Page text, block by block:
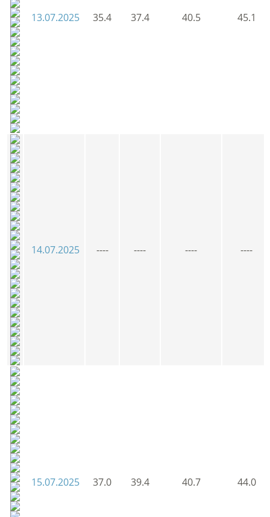
13.07.2025 35.4 37.4 40.5 45.1
14.07.2025 ---- ---- ---- ----
15.07.2025 37.0 39.4 40.7 44.0